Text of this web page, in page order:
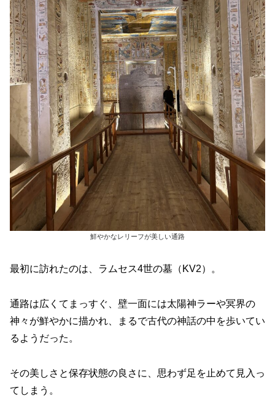
鮮やかなレリーフが美しい通路
最初に訪れたのは、ラムセス4世の墓（KV2）。
通路は広くてまっすぐ、壁一面には太陽神ラーや冥界の
神々が鮮やかに描かれ、まるで古代の神話の中を歩いてい
るようだった。
その美しさと保存状態の良さに、思わず足を止めて見入っ
てしまう。